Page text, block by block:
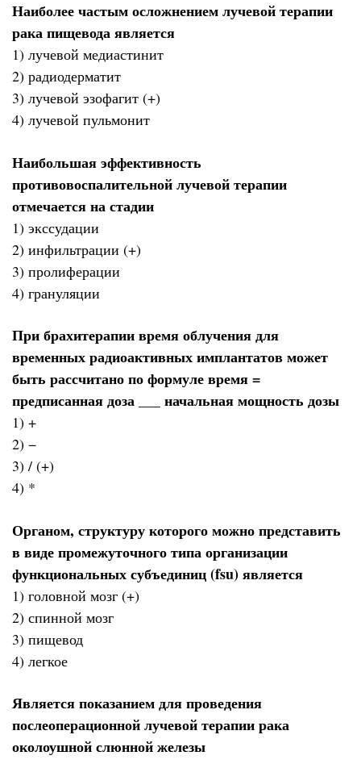
Наиболее частым осложнением лучевой терапии
рака пищевода является
1) лучевой медиастинит
2) радиодерматит
3) лучевой эзофагит (+)
4) лучевой пульмонит
Наибольшая эффективность
противовоспалительной лучевой терапии
отмечается на стадии
1) экссудации
2) инфильтрации (+)
3) пролиферации
4) грануляции
При брахитерапии время облучения для
временных радиоактивных имплантатов может
быть рассчитано по формуле время =
предписанная доза ___ начальная мощность дозы
1) +
2) −
3) / (+)
4) *
Органом, структуру которого можно представить
в виде промежуточного типа организации
функциональных субъединиц (fsu) является
1) головной мозг (+)
2) спинной мозг
3) пищевод
4) легкое
Является показанием для проведения
послеоперационной лучевой терапии рака
околоушной слюнной железы